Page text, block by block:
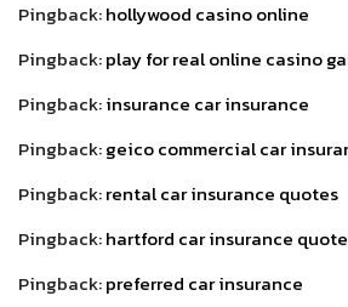
Pingback:hollywood casino online
Pingback:play for real online casino
Pingback:insurance car insurance
Pingback:geico commercial car
Pingback:rental car insurance quotes
Pingback:hartford car insurance
Pingback:preferred car insurance